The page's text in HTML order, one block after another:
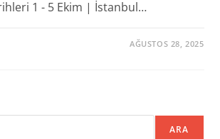
1 - 5 Ekim | İstanbul…
AĞUSTOS 28, 2025
ARA